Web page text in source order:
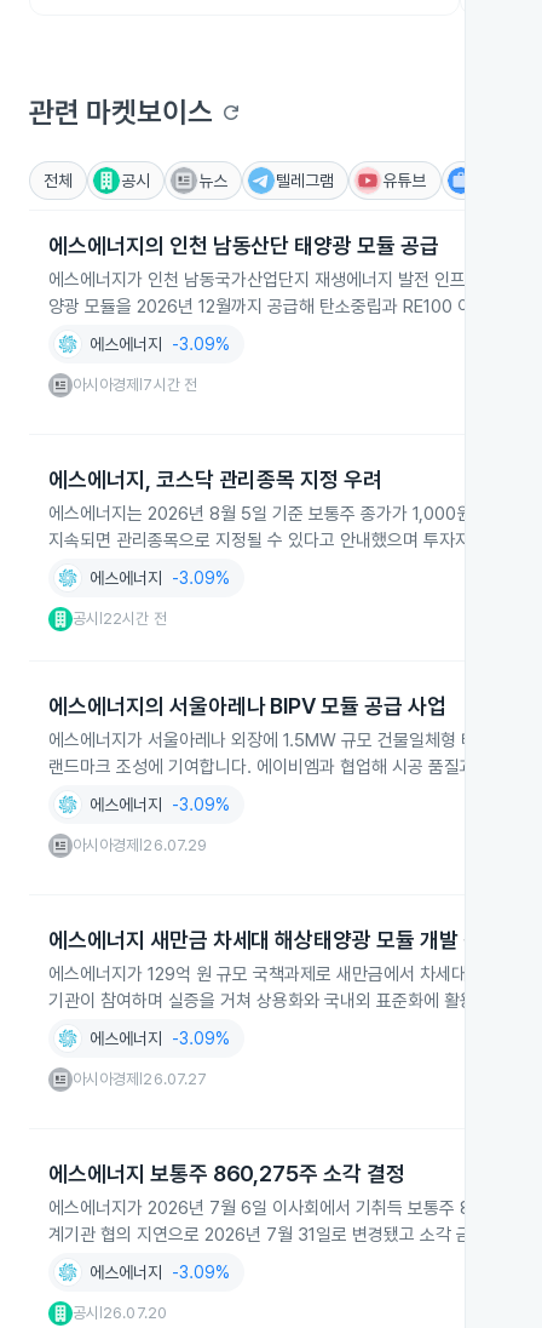
관련 마켓보이스 refresh
전체 공시 뉴스 텔레그램 유튜브
에스에너지의 인천 남동산단 태양광 모듈 공급
에스에너지가 인천 남동국가산업단지 재생에너지 발전 인프라 구축
양광 모듈을 2026년 12월까지 공급해 탄소중립과 RE100 이행에 기
에스에너지 -3.09%
아시아경제 7시간 전
에스에너지, 코스닥 관리종목 지정 우려
에스에너지는 2026년 8월 5일 기준 보통주 종가가 1,000원 미만인
지속되면 관리종목으로 지정될 수 있다고 안내했으며 투자자에게 주
에스에너지 -3.09%
공시 22시간 전
에스에너지의 서울아레나 BIPV 모듈 공급 사업
에스에너지가 서울아레나 외장에 1.5MW 규모 건물일체형 태양광발
랜드마크 조성에 기여합니다. 에이비엠과 협업해 시공 품질과 안전관
에스에너지 -3.09%
아시아경제 26.07.29
에스에너지 새만금 차세대 해상태양광 모듈 개발 착수
에스에너지가 129억 원 규모 국책과제로 새만금에서 차세대 고내구
기관이 참여하며 실증을 거쳐 상용화와 국내외 표준화에 활용할 예정
에스에너지 -3.09%
아시아경제 26.07.27
에스에너지 보통주 860,275주 소각 결정
에스에너지가 2026년 7월 6일 이사회에서 기취득 보통주 860,275
계기관 협의 지연으로 2026년 7월 31일로 변경됐고 소각 금액은 74
에스에너지 -3.09%
공시 26.07.20